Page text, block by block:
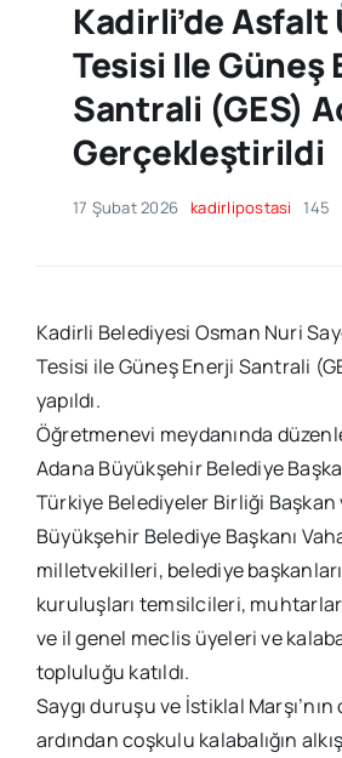
Kadirli’de
Tesisi Ile Güneş
Santrali (GES)
Gerçekleştirildi
17 Şubat 2026 kadirlipostasi 145
Kadirli Belediyesi Osman Nuri
Tesisi ile Güneş Enerji Santrali
yapıldı.
Öğretmenevi meydanında
Adana Büyükşehir Belediye
Türkiye Belediyeler Birliği Başkan
Büyükşehir Belediye Başkanı
milletvekilleri, belediye
kuruluşları temsilcileri,
ve il genel meclis üyeleri ve
topluluğu katıldı.
Saygı duruşu ve İstiklal Marşı’nın
ardından coşkulu kalabalığın